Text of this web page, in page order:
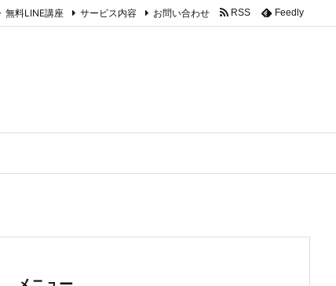
無料LINE講座 サービス内容 お問い合わせ RSS Feedly